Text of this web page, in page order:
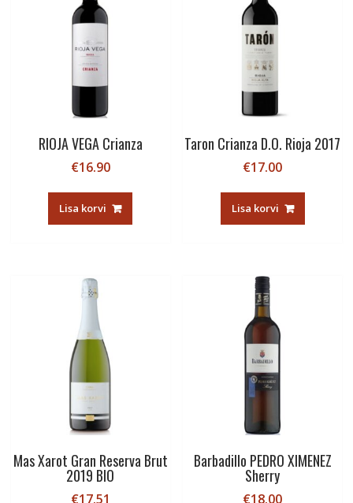
RIOJA VEGA Crianza
€16.90
Lisa korvi
Taron Crianza D.O. Rioja 2017
€17.00
Lisa korvi
Mas Xarot Gran Reserva Brut
2019 BIO
€17.51
Barbadillo PEDRO XIMENEZ
Sherry
€18.00